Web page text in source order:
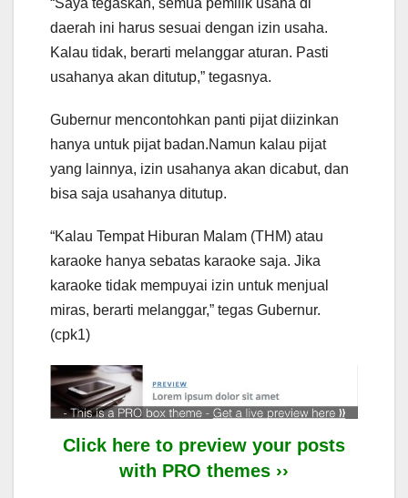
“Saya tegaskan, semua pemilik usaha di
daerah ini harus sesuai dengan izin usaha.
Kalau tidak, berarti melanggar aturan. Pasti
usahanya akan ditutup,” tegasnya.
Gubernur mencontohkan panti pijat diizinkan
hanya untuk pijat badan.Namun kalau pijat
yang lainnya, izin usahanya akan dicabut, dan
bisa saja usahanya ditutup.
“Kalau Tempat Hiburan Malam (THM) atau
karaoke hanya sebatas karaoke saja. Jika
karaoke tidak mempuyai izin untuk menjual
miras, berarti melanggar,” tegas Gubernur.
(cpk1)
Click here to preview your posts
with PRO themes ››